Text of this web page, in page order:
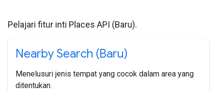
Pelajari fitur inti Places API (Baru).
Nearby Search (Baru)
Menelusuri jenis tempat yang cocok dalam area yang
ditentukan.